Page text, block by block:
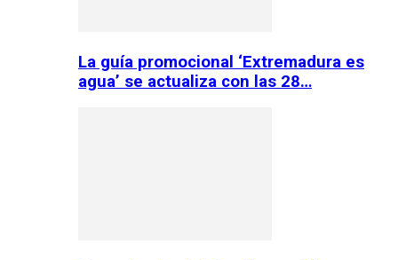
La guía promocional ‘Extremadura es
agua’ se actualiza con las 28…